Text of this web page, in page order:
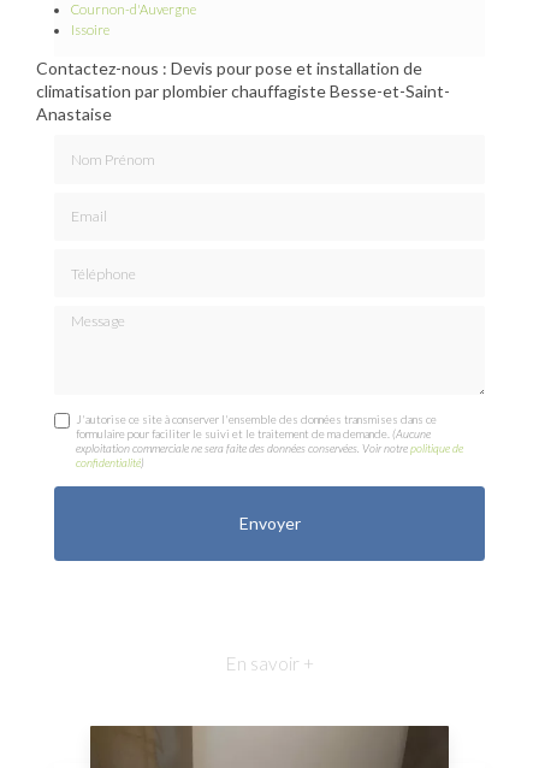
Cournon-d'Auvergne
Issoire
Contactez-nous : Devis pour pose et installation de
climatisation par plombier chauffagiste Besse-et-Saint-
Anastaise
Message
J'autorise ce site à conserver l'ensemble des données transmises dans ce
formulaire pour faciliter le suivi et le traitement de ma demande.(Aucune
exploitation commerciale ne sera faite des données conservées. Voir notrepolitique de
confidentialité)
En savoir +